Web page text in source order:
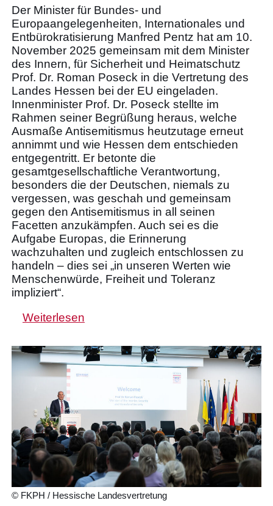
Der Minister für Bundes- und
Europaangelegenheiten, Internationales und
Entbürokratisierung Manfred Pentz hat am 10.
November 2025 gemeinsam mit dem Minister
des Innern, für Sicherheit und Heimatschutz
Prof. Dr. Roman Poseck in die Vertretung des
Landes Hessen bei der EU eingeladen.
Innenminister Prof. Dr. Poseck stellte im
Rahmen seiner Begrüßung heraus, welche
Ausmaße Antisemitismus heutzutage erneut
annimmt und wie Hessen dem entschieden
entgegentritt. Er betonte die
gesamtgesellschaftliche Verantwortung,
besonders die der Deutschen, niemals zu
vergessen, was geschah und gemeinsam
gegen den Antisemitismus in all seinen
Facetten anzukämpfen. Auch sei es die
Aufgabe Europas, die Erinnerung
wachzuhalten und zugleich entschlossen zu
handeln – dies sei „in unseren Werten wie
Menschenwürde, Freiheit und Toleranz
impliziert“.
Weiterlesen
© FKPH / Hessische Landesvertretung